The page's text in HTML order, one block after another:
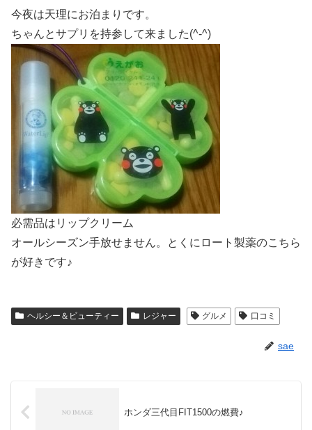
今夜は天理にお泊まりです。
ちゃんとサプリを持参して来ました(^-^)
必需品はリップクリーム
オールシーズン手放せません。とくにロート製薬のこちら
が好きです♪
ヘルシー＆ビューティー レジャー グルメ 口コミ
sae
ホンダ三代目FIT1500の燃費♪